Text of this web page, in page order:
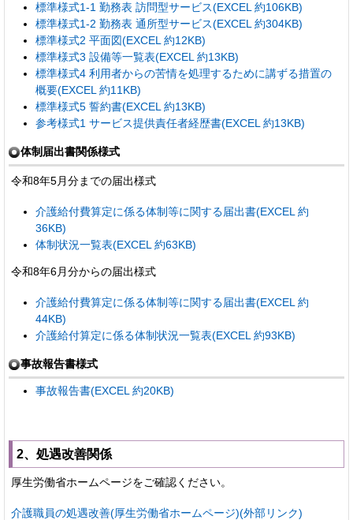
標準様式1-1 勤務表 訪問型サービス(EXCEL 約106KB)
標準様式1-2 勤務表 通所型サービス(EXCEL 約304KB)
標準様式2 平面図(EXCEL 約12KB)
標準様式3 設備等一覧表(EXCEL 約13KB)
標準様式4 利用者からの苦情を処理するために講ずる措置の
概要(EXCEL 約11KB)
標準様式5 誓約書(EXCEL 約13KB)
参考様式1 サービス提供責任者経歴書(EXCEL 約13KB)
体制届出書関係様式
令和8年5月分までの届出様式
介護給付費算定に係る体制等に関する届出書(EXCEL 約
36KB)
体制状況一覧表(EXCEL 約63KB)
令和8年6月分からの届出様式
介護給付費算定に係る体制等に関する届出書(EXCEL 約
44KB)
介護給付算定に係る体制状況一覧表(EXCEL 約93KB)
事故報告書様式
事故報告書(EXCEL 約20KB)
2、処遇改善関係
厚生労働省ホームページをご確認ください。
介護職員の処遇改善(厚生労働省ホームページ)(外部リンク)